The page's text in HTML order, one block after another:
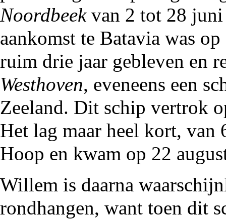
Noordbeekvan 2 tot 28 juni
aankomst te Batavia was
ruim drie jaar gebleven en
Westhoven, eveneens een
Zeeland. Dit schip vertrok
Het lag maar heel kort,
Hoop en kwam op 22
Willem is daarna
rondhangen, want toen dit